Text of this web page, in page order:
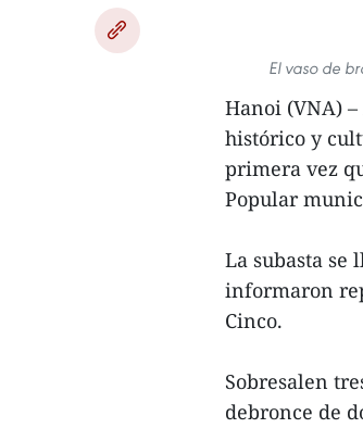
El vaso de
Hanoi (VNA)
histórico y
primera vez
Popular
La subasta se
informaron
Cinco.
Sobresalen
debronce de